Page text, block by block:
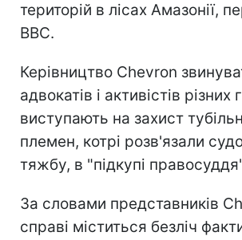
територій в лісах Амазонії,
BBC.
Керівництво Chevron
адвокатів і активістів
виступають на захист
племен, котрі розв'язали
тяжбу, в "підкупі
За словами представників
справі міститься безліч